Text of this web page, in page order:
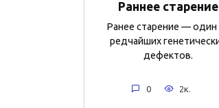
Раннее старение
Ранее старение — один
редчайших
дефектов.
0 2к.